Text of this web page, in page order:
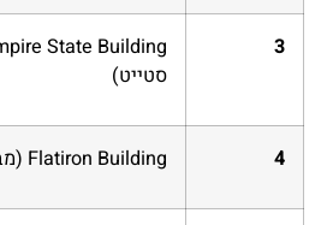
3
סטייט)
4 Flatiron Building (מבנה הפלאטאיירון)